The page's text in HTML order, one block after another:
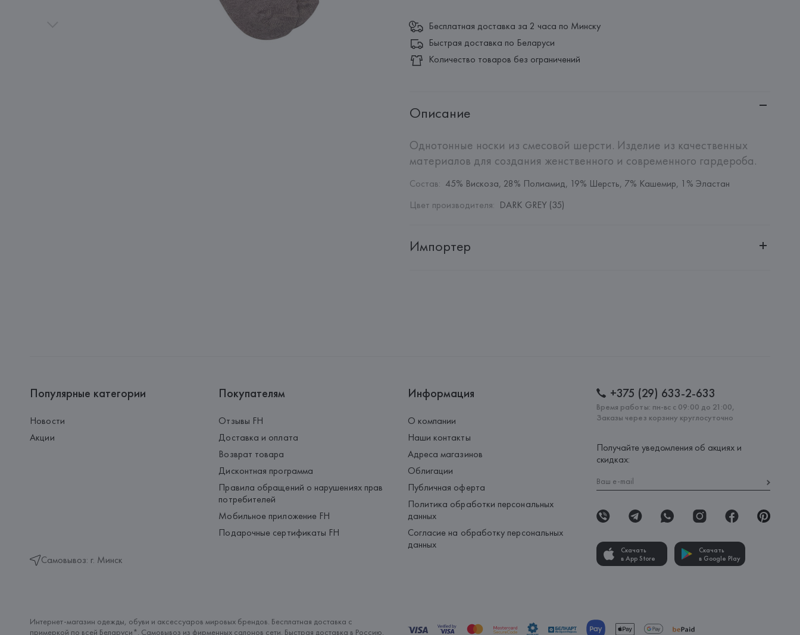
Бесплатная доставка за 2 часа по Минску
Быстрая доставка по Беларуси
Количество товаров без ограничений
Описание
Однотонные носки из смесовой шерсти. Изделие из качественных
материалов для создания женственного и современного гардероба.
Состав: 45% Вискоза, 28% Полиамид, 19% Шерсть, 7% Кашемир, 1% Эластан
Цвет производителя: DARK GREY (35)
Импортер
Популярные категории
Новости
Акции
Самовывоз: г. Минск
Покупателям
Отзывы FH
Доставка и оплата
Возврат товара
Дисконтная программа
Правила обращений о нарушениях прав
потребителей
Мобильное приложение FH
Подарочные сертификаты FH
Информация
О компании
Наши контакты
Адреса магазинов
Облигации
Публичная оферта
Политика обработки персональных
данных
Согласие на обработку персональных
данных
+375 (29) 633-2-633
Время работы: пн-вс с 09:00 до 21:00,
Заказы через корзину круглосуточно
Получайте уведомления об акциях и
скидках:
Скачать
в App Store
Скачать
в Google Play
Интернет-магазин одежды, обуви и аксессуаров мировых брендов. Бесплатная доставка с
примеркой по всей Беларуси*. Самовывоз из фирменных салонов сети. Быстрая доставка в Россию.